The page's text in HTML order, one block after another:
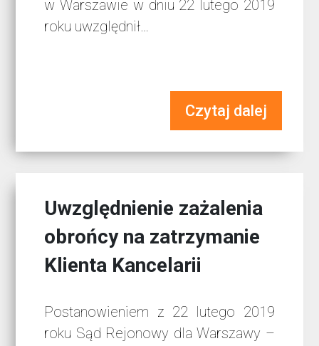
w Warszawie w dniu 22 lutego 2019
roku uwzględnił…
Czytaj dalej
Uwzględnienie zażalenia
obrońcy na zatrzymanie
Klienta Kancelarii
Postanowieniem z 22 lutego 2019
roku Sąd Rejonowy dla Warszawy –